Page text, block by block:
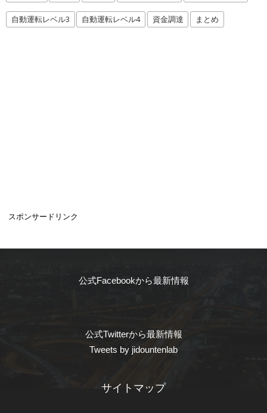
自動運転レベル3 自動運転レベル4 資金調達 まとめ
スポンサードリンク
公式Facebookから最新情報
公式Twitterから最新情報
Tweets by jidountenlab
サイトマップ